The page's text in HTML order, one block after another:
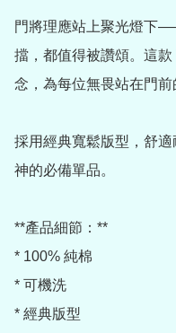
門將理應站上聚光燈下
擋，都值得被讚頌。這
念，為每位無畏站在門前
採用經典寬鬆版型，舒
神的必備單品。
**產品細節：**
* 100% 純棉
* 可機洗
* 經典版型